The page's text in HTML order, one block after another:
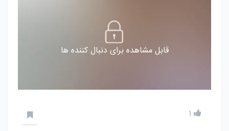
قابل مشاهده برای دنبال کننده ها
1